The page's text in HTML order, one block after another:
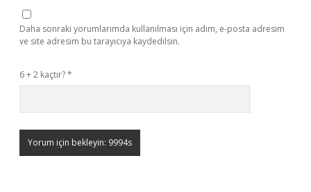
Daha sonraki yorumlarımda kullanılması için adım, e-posta adresim
ve site adresim bu tarayıcıya kaydedilsin.
6 + 2 kaçtır?*